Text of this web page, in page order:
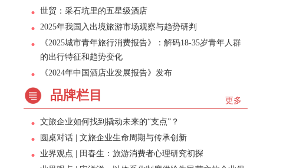
世贸：采石坑里的五星级酒店
2025年我国入出境旅游市场观察与趋势研判
《2025城市青年旅行消费报告》：解码18-35岁青年人群
的出行特征和趋势变化
《2024年中国酒店业发展报告》发布
更多
品牌栏目
文旅企业如何找到撬动未来的“支点”？
圆桌对话 | 文旅企业生命周期与传承创新
业界观点 | 田春生：旅游消费者心理研究初探